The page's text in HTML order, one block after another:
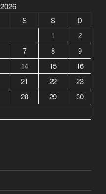
S S
D
1
2
7 8
9
14 15
16
21 22
23
28 29
30